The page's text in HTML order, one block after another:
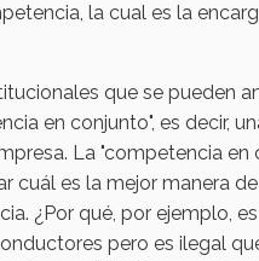
la cual es la
que se pueden
en conjunto", es decir,
La "competencia
cuál es la mejor manera
¿Por qué, por ejemplo,
pero es ilegal